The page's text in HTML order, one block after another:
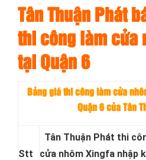
Tân Thuận Phát
thi công làm cửa
tại Quận 6
Bảng giá thi công làm cửa
Quận 6 của Tân
Stt
Tân Thuận Phát thi
cửa nhôm Xingfa nhập